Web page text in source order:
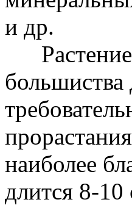
и др.
Растение
наиболее
длится 8-